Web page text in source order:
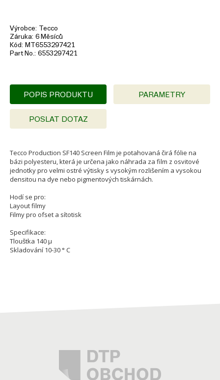
Výrobce Tecco
Záruka 6 Měsíců
Kód
MT6553297421
Part No. 6553297421
POPIS PRODUKTU PARAMETRY
POSLAT DOTAZ
Tecco Production SF140 Screen Film je potahovaná čirá fólie na
bázi polyesteru, která je určena jako náhrada za film z osvitové
jednotky pro velmi ostré výtisky s vysokým rozlišením a vysokou
densitou na dye nebo pigmentových tiskárnách.
Hodí se pro:
Layout filmy
Filmy pro ofset a sítotisk
Specifikace:
Tlouštka 140 µ
Skladování 10-30 ° C